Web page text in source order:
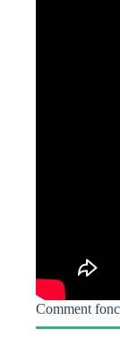
Comment